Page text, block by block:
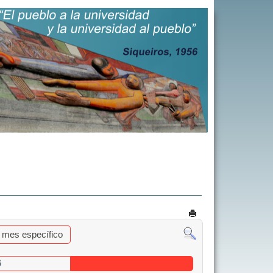
mes específico